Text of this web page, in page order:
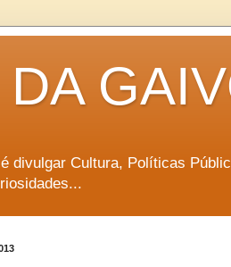
divulgar Cultura, Políticas